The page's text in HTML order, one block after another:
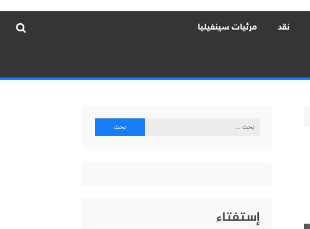
نقد مرئيات سينفيليا
البحث
إستفتاء